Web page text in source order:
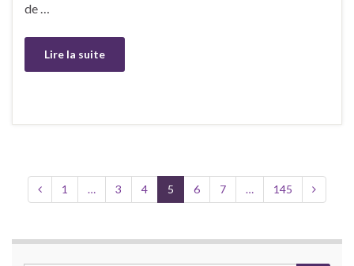
de …
Lire la suite
1 … 3 4 5 6 7 … 145